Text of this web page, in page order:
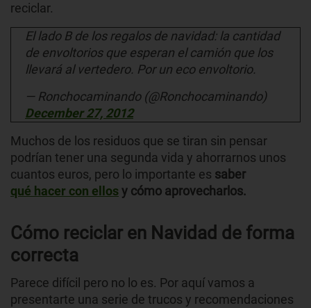
reciclar.
El lado B de los regalos de navidad: la cantidad
de envoltorios que esperan el camión que los
llevará al vertedero. Por un eco envoltorio.
— Ronchocaminando (@Ronchocaminando)
December 27, 2012
Muchos de los residuos que se tiran sin pensar
podrían tener una segunda vida y ahorrarnos unos
cuantos euros, pero lo importante es saber
qué hacer con ellosy cómo aprovecharlos.
Cómo reciclar en Navidad de forma
correcta
Parece difícil pero no lo es. Por aquí vamos a
presentarte una serie de trucos y recomendaciones